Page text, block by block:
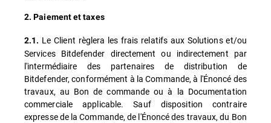
2. Paiement et taxes
2.1. Le Client règlera les frais relatifs aux Solutions et/ou
Services Bitdefender directement ou indirectement par
l'intermédiaire des partenaires de distribution de
Bitdefender, conformément à la Commande, à l'Énoncé des
travaux, au Bon de commande ou à la Documentation
commerciale applicable. Sauf disposition contraire
expresse de la Commande, de l'Énoncé des travaux, du Bon